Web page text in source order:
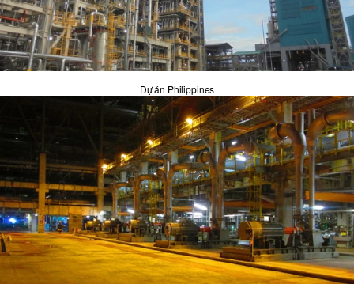
Dự án Philippines